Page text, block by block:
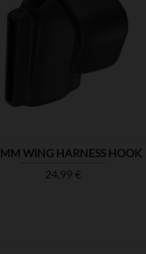
WING HARNESS HOOK
Prix
24,99 €